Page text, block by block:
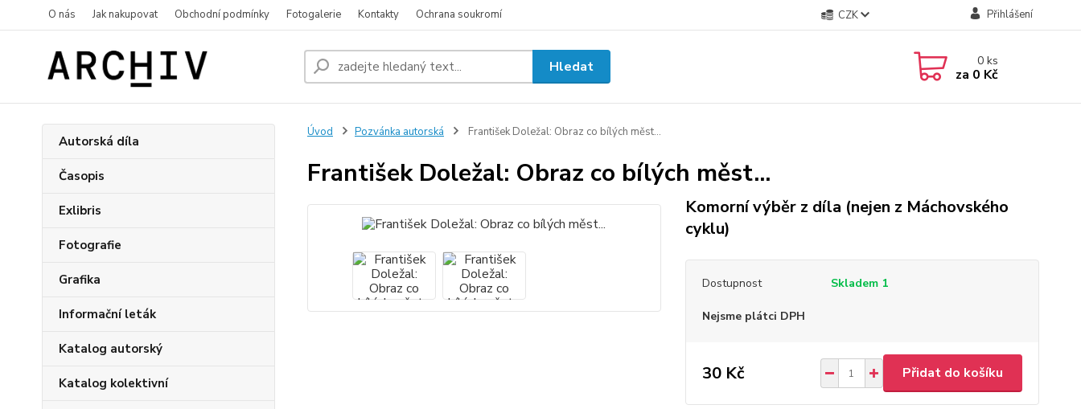
O nás Jak nakupovat Obchodní podmínky Fotogalerie Kontakty Ochrana soukromí CZK Přihlášení
Hledat 0ks
za 0 Kč
Autorská díla
Časopis
Exlibris
Fotografie
Grafika
Informační leták
Katalog autorský
Katalog kolektivní
Úvod Pozvánka autorská František Doležal: Obraz co bílých měst...
František Doležal: Obraz co bílých měst...
Komorní výběr z díla (nejen z Máchovského
cyklu)
Dostupnost Skladem 1
Nejsme plátci DPH
30 Kč Přidat do košíku